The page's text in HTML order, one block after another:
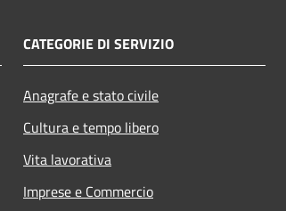
CATEGORIE DI SERVIZIO
Anagrafe e stato civile
Cultura e tempo libero
Vita lavorativa
Imprese e Commercio